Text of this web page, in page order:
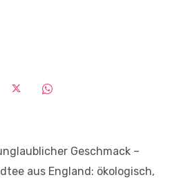
Geschmack –
aus England: ökologisch,